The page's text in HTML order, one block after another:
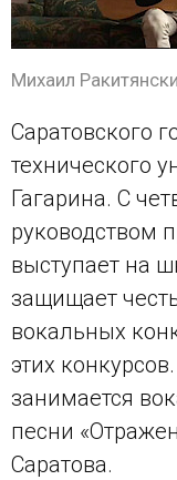
Михаил
Саратовского
технического
Гагарина. С
руководством
выступает на
защищает
вокальных
этих
занимается
песни
Саратова.